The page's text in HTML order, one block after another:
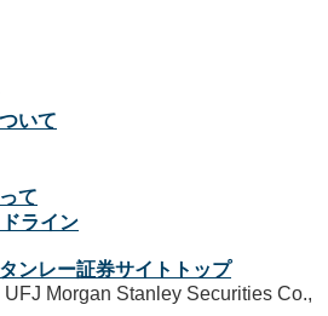
いて
て
ライン
ンレー証券サイトトップ